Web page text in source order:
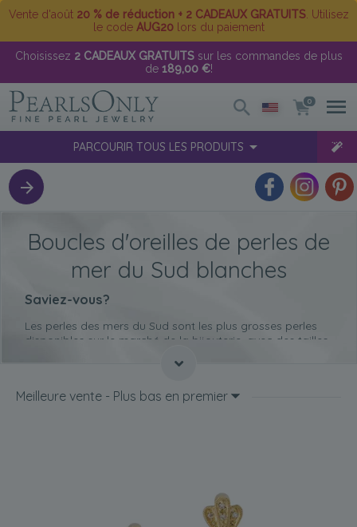
Vente d'août 20 % de réduction + 2 CADEAUX GRATUITS. Utilisez
le code AUG20lors du paiement
Choisissez 2 CADEAUX GRATUITSsur les commandes de plus
de 189,00 €!
0
PARCOURIR TOUS LES PRODUITS
Boucles d'oreilles de perles de
mer du Sud blanches
Saviez-vous?
Les perles des mers du Sud sont les plus grosses perles
disponibles sur le marché de la bijouterie, avec des tailles
mm, ce qui les classe dans la catégorie des perles extra-
Meilleure vente - Plus bas en premier